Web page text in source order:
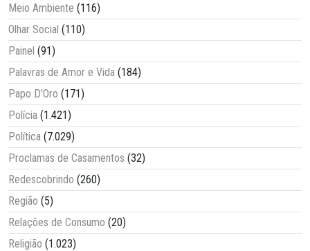
Meio Ambiente (116)
Olhar Social (110)
Painel (91)
Palavras de Amor e Vida (184)
Papo D'Oro (171)
Polícia (1.421)
Política (7.029)
Proclamas de Casamentos (32)
Redescobrindo (260)
Região (5)
Relações de Consumo (20)
Religião (1.023)